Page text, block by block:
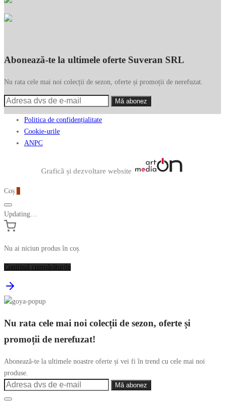
Abonează-te la ultimele oferte Suveran SRL
Nu rata cele mai noi colecții de sezon, oferte și promoții de nerefuzat.
Politica de confidențialitate
Cookie-urile
ANPC
Graficã și dezvoltare website
Coș
Updating…
Nu ai niciun produs în coș.
Continuă cumpărăturile
Nu rata cele mai noi colecții de sezon, oferte și
promoții de nerefuzat!
Abonează-te la ultimele noastre oferte și vei fi în trend cu cele mai noi
produse.